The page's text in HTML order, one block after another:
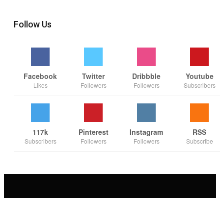
Follow Us
Facebook
Likes
Twitter
Followers
Dribbble
Followers
Youtube
Subscribers
117k
Subscribers
Pinterest
Followers
Instagram
Followers
RSS
Subscribe